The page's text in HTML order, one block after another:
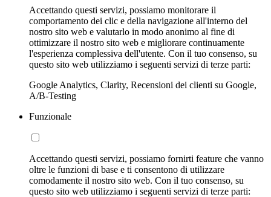
Accettando questi servizi, possiamo monitorare il
comportamento dei clic e della navigazione all'interno del
nostro sito web e valutarlo in modo anonimo al fine di
ottimizzare il nostro sito web e migliorare continuamente
l'esperienza complessiva dell'utente. Con il tuo consenso, su
questo sito web utilizziamo i seguenti servizi di terze parti:
Google Analytics, Clarity, Recensioni dei clienti su Google,
A/B-Testing
Funzionale
Accettando questi servizi, possiamo fornirti feature che vanno
oltre le funzioni di base e ti consentono di utilizzare
comodamente il nostro sito web. Con il tuo consenso, su
questo sito web utilizziamo i seguenti servizi di terze parti: